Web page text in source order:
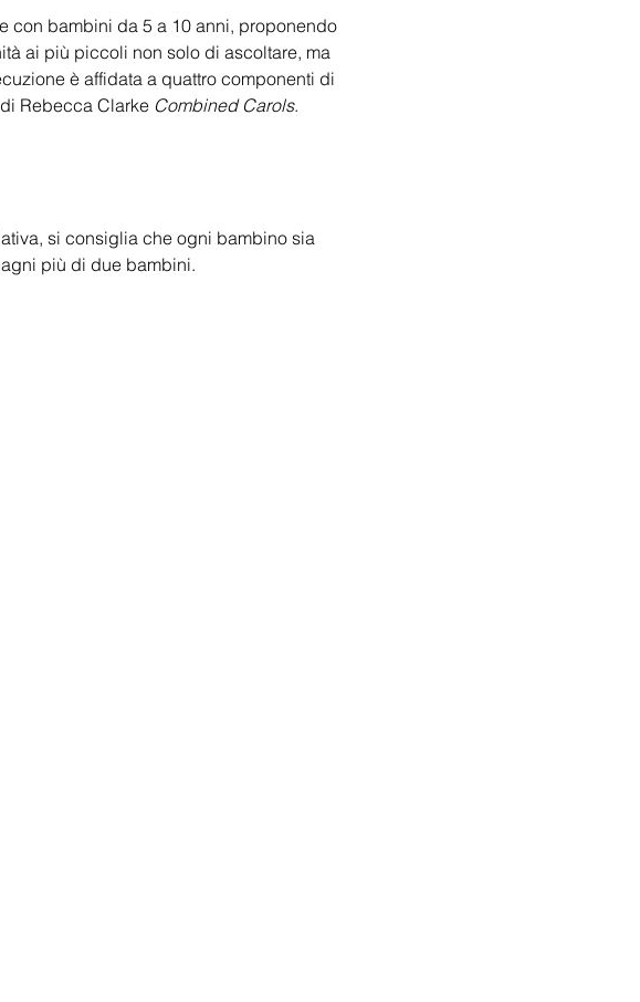
con bambini da 5 a 10 anni, proponendo
ai più piccoli non solo di ascoltare, ma
è affidata a quattro componenti di
Rebecca Clarke Combined Carols.
si consiglia che ogni bambino sia
più di due bambini.